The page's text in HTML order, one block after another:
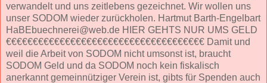
verwandelt und uns zeitlebens gezeichnet. Wir wollen uns
unser SODOM wieder zurückholen. Hartmut Barth-Engelbart
HaBEbuechnerei@web.de HIER GEHTS NUR UMS GELD
€€€€€€€€€€€€€€€€€€€€€€€€€€€€€€€€€€€€€ Damit und
weil die Arbeit von SODOM nicht umsonst ist, braucht
SODOM Geld und da SODOM noch kein fiskalisch
anerkannt gemeinnütziger Verein ist, gibts für Spenden auch